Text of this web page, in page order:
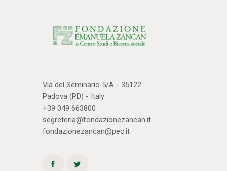
Via del Seminario 5/A - 35122
Padova (PD) - Italy
+39 049 663800
segreteria@fondazionezancan.it
fondazionezancan@pec.it